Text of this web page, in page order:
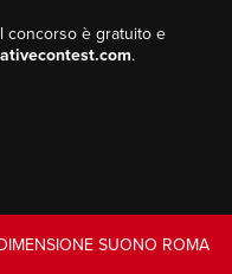
SUONO ROMA
concorso è gratuito e
.